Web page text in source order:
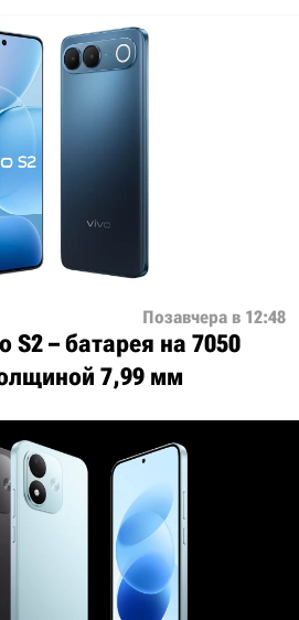
Позавчера в 12:48
S2 – батарея на 7050
7,99 мм